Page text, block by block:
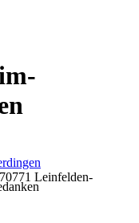
Leinfelden-